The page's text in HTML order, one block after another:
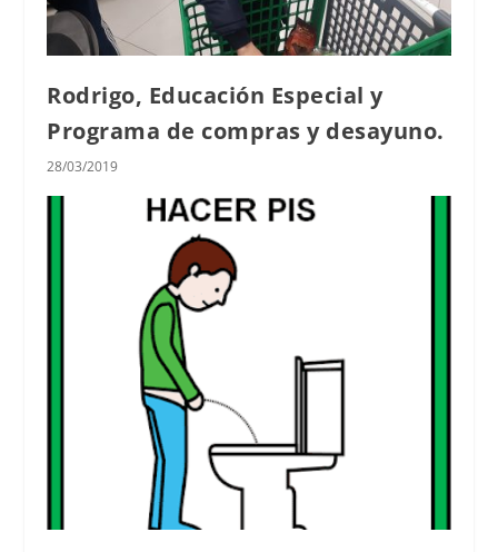
Rodrigo, Educación Especial y
Programa de compras y desayuno.
28/03/2019